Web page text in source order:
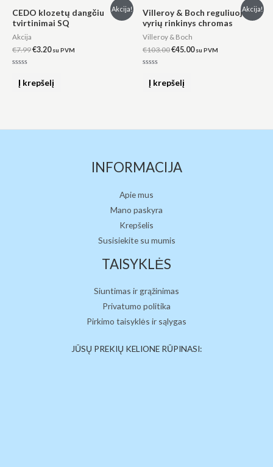
Akcija!
CEDO klozetų dangčiu
tvirtinimai SQ
Akcija
€7.99
price
was:
€3.20
price
is:
su PVM
Į krepšelį
Akcija!
Villeroy & Boch reguliuojamų
vyrių rinkinys chromas
Villeroy & Boch
€103.00
price
was:
€103.00.
€45.00
price
is:
su PVM
Į krepšelį
INFORMACIJA
Apie mus
Mano paskyra
Krepšelis
Susisiekite su mumis
TAISYKLĖS
Siuntimas ir grąžinimas
Privatumo politika
Pirkimo taisyklės ir sąlygas
JŪSŲ PREKIŲ KELIONE RŪPINASI: